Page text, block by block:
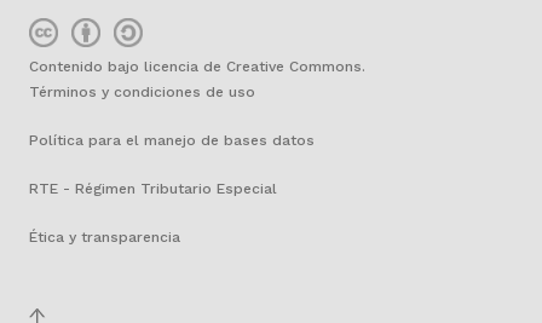
Contenido bajo licencia de Creative Commons.
Términos y condiciones de uso
Política para el manejo de bases datos
RTE - Régimen Tributario Especial
Ética y transparencia